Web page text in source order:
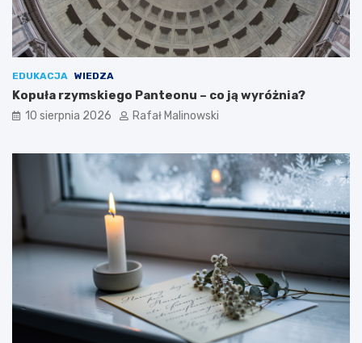
EDUKACJA WIEDZA
Kopuła rzymskiego Panteonu – co ją wyróżnia?
10 sierpnia 2026 Rafał Malinowski